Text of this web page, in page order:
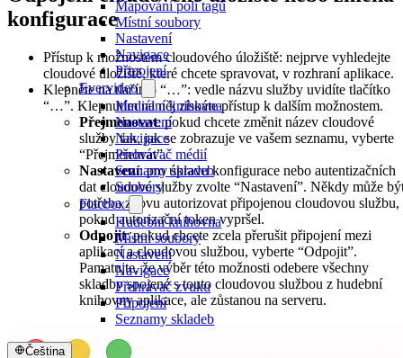
Mapování polí tagů
Místní soubory
Nastavení
Navigace
Připojení
Evervideo
Mediální knihovna
Nastavení
Navigace
Přehrávač médií
Seznamy skladeb
Soubory
Flacbox
Hudební knihovna
Místní soubory
Nastavení
Navigace
Přehrávač zvuku
Připojení
Seznamy skladeb
Čeština
konfigurace
Přístup k možnostem cloudového úložiště: nejprve vyhledejte
cloudové úložiště, které chcete spravovat, v rozhraní aplikace.
Klepněte na tlačítko “…”: vedle názvu služby uvidíte tlačítko
“…”. Klepnutím na něj získáte přístup k dalším možnostem.
Přejmenovat: pokud chcete změnit název cloudové
služby tak, jak se zobrazuje ve vašem seznamu, vyberte
“Přejmenovat”.
Nastavení: pro úpravu konfigurace nebo autentizačních
dat cloudové služby zvolte “Nastavení”. Někdy může
potřeba znovu autorizovat připojenou cloudovou službu,
pokud autorizační token vypršel.
Odpojit: pokud chcete zcela přerušit připojení mezi
aplikací a cloudovou službou, vyberte “Odpojit”.
Pamatujte, že výběr této možnosti odebere všechny
skladby spojené s touto cloudovou službou z hudební
knihovny aplikace, ale zůstanou na serveru.